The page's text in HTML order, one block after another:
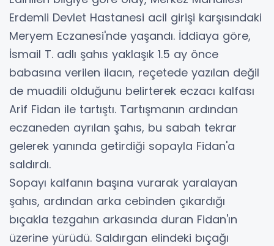
Erdemli Devlet Hastanesi acil girişi karşısındaki
Meryem Eczanesi'nde yaşandı. İddiaya göre,
İsmail T. adlı şahıs yaklaşık 1.5 ay önce
babasına verilen ilacın, reçetede yazılan değil
de muadili olduğunu belirterek eczacı kalfası
Arif Fidan ile tartıştı. Tartışmanın ardından
eczaneden ayrılan şahıs, bu sabah tekrar
gelerek yanında getirdiği sopayla Fidan'a
saldırdı.
Sopayı kalfanın başına vurarak yaralayan
şahıs, ardından arka cebinden çıkardığı
bıçakla tezgahın arkasında duran Fidan'ın
üzerine yürüdü. Saldırgan elindeki bıçağı